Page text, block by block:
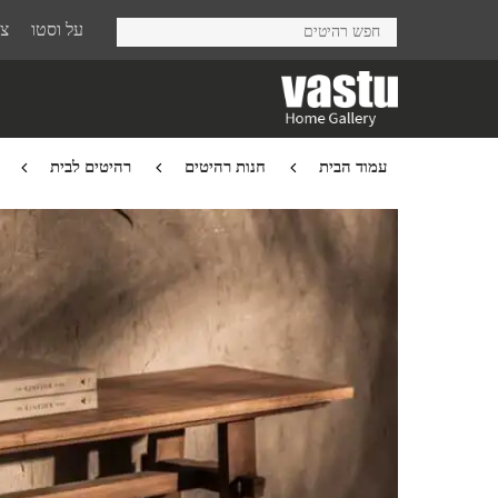
על וסטו
עמוד הבית חנות רהיטים רהיטים לבית